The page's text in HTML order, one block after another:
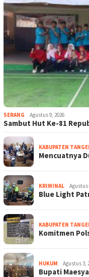
SERANG Agustus 9, 2026
Sambut Hut Ke-81
KABUPATEN
Mencuatnya
KRIMINAL Agustus
Blue Light
KABUPATEN
Komitmen
HUKUM Agustus 3,
Bupati